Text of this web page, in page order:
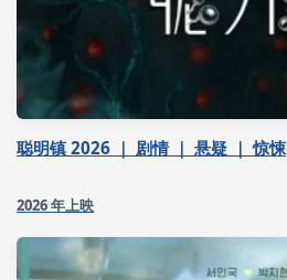
聪明镇 2026 ｜ 剧情 ｜ 悬疑 ｜ 惊悚
2026 年上映